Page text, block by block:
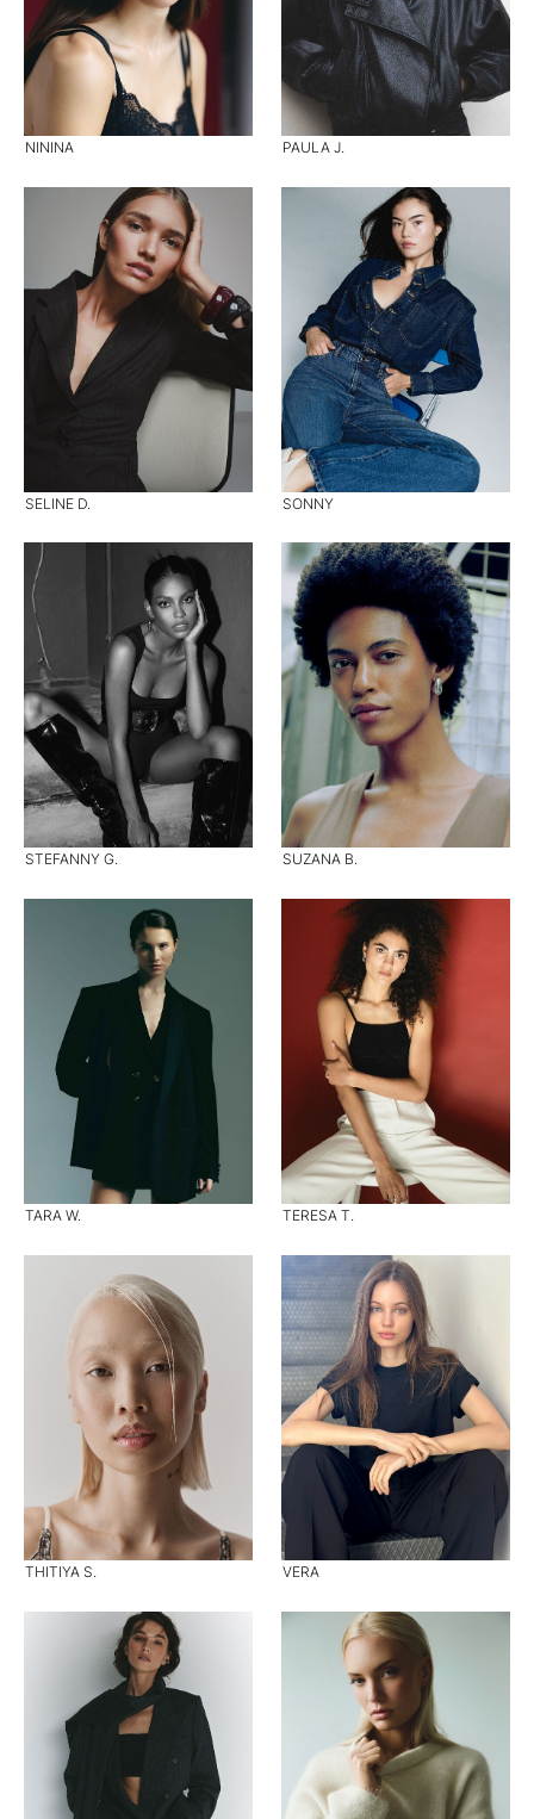
NININA PAULA J.
SELINE D. SONNY
STEFANNY G. SUZANA B.
TARA W. TERESA T.
THITIYA S. VERA